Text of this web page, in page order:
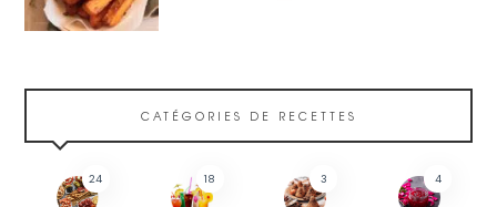
CATÉGORIES DE RECETTES
24 18 3 4